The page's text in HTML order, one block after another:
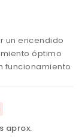
un encendido
óptimo
funcionamiento
aprox.